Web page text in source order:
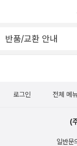
반품/교환 안내
로그인 전체 메
(
일반문